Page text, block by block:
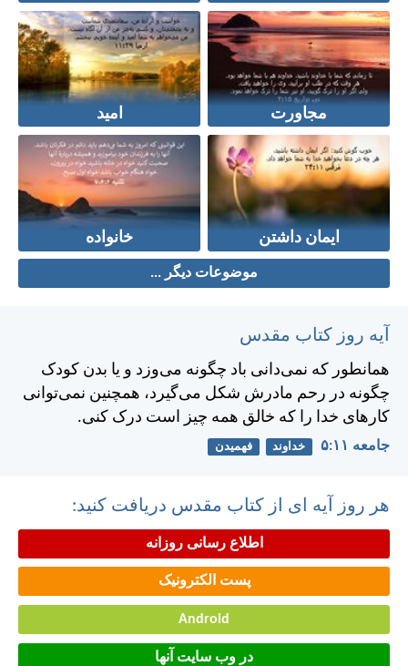
مجاورت امید
ایمان داشتن خانواده
موضوعات دیگر ...
آیه روز کتاب مقدس
همانطور كه نمی‌دانی باد چگونه می‌وزد و يا بدن كودک
چگونه در رحم مادرش شكل می‌گيرد، همچنين نمی‌توانی
كارهای خدا را كه خالق همه چيز است درک كنی.
جامعه ۱۱:‏۵ خداوند فهمیدن
هر روز آیه ای از کتاب مقدس دریافت کنید:
اطلاع رسانی روزانه
پست الکترونیک
Android
در وب سایت آنها